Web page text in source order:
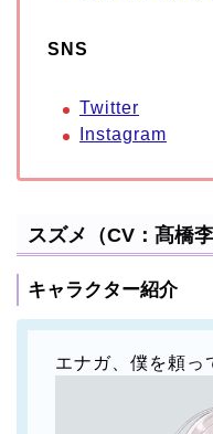
SNS
Twitter
Instagram
スズメ（CV：髙橋李
キャラクター紹介
エナガ、僕を頼